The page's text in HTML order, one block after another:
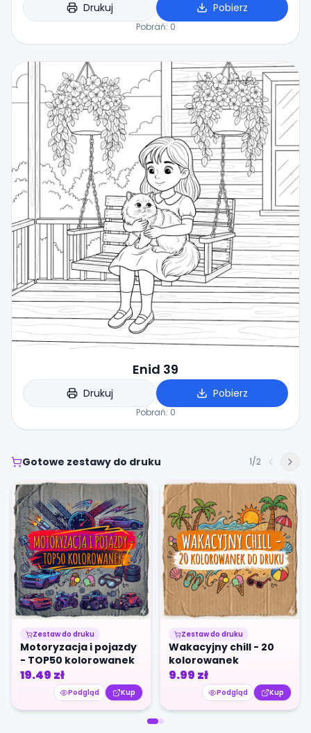
Drukuj Pobierz
Pobrań: 0
Enid 39
Drukuj Pobierz
Pobrań: 0
Gotowe zestawy do druku 1/2
Zestaw do druku
Motoryzacja i pojazdy
- TOP50 kolorowanek
19.49 zł
Podgląd Kup
Zestaw do druku
Wakacyjny chill - 20
kolorowanek
9.99 zł
Podgląd Kup